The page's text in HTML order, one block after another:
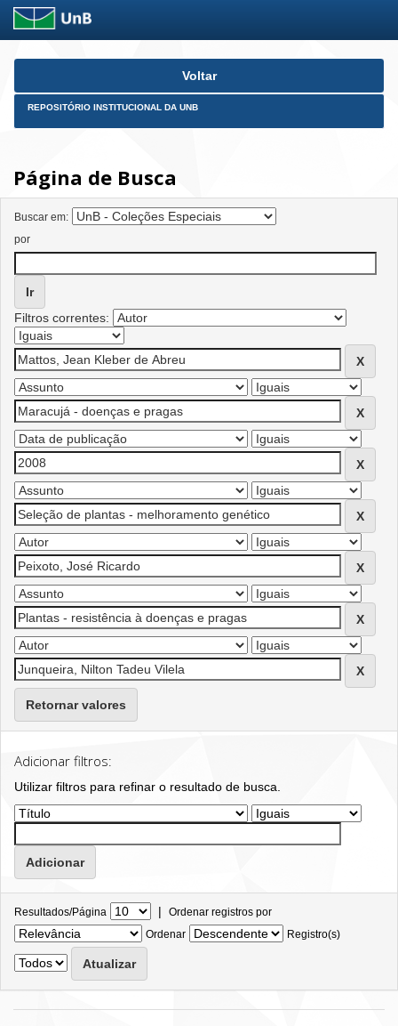
Skip
Voltar
REPOSITÓRIO INSTITUCIONAL DA UNB
Página de Busca
Buscar em:
por
Filtros correntes:
Retornar valores
Adicionar filtros:
Utilizar filtros para refinar o resultado de busca.
Resultados/Página | Ordenar registros por
Ordenar
Registro(s)